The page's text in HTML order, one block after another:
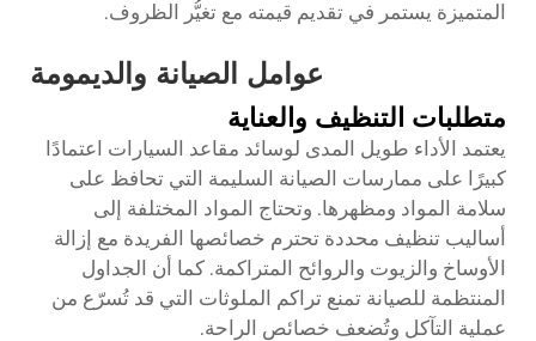
المتميزة يستمر في تقديم قيمته مع تغيُّر الظروف.
عوامل الصيانة والديمومة
متطلبات التنظيف والعناية
يعتمد الأداء طويل المدى لوسائد مقاعد السيارات اعتمادًا
كبيرًا على ممارسات الصيانة السليمة التي تحافظ على
سلامة المواد ومظهرها. وتحتاج المواد المختلفة إلى
أساليب تنظيف محددة تحترم خصائصها الفريدة مع إزالة
الأوساخ والزيوت والروائح المتراكمة. كما أن الجداول
المنتظمة للصيانة تمنع تراكم الملوثات التي قد تُسرّع من
عملية التآكل وتُضعف خصائص الراحة.